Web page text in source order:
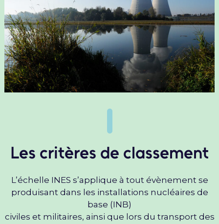
Les critères de classement
L’échelle INES s’applique à tout évènement se
produisant dans les installations nucléaires de
base (INB)
civiles et militaires, ainsi que lors du transport des